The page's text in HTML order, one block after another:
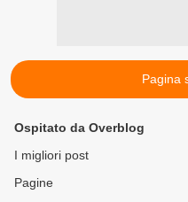
Pagina
Ospitato da Overblog
I migliori post
Pagine